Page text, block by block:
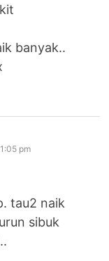
banyak..
pm
tau2 naik
sibuk